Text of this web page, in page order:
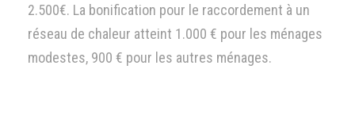
2.500€. La bonification pour le raccordement à un
réseau de chaleur atteint 1.000 € pour les ménages
modestes, 900 € pour les autres ménages.